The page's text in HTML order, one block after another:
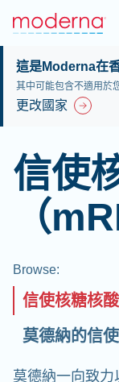
這是Moderna在
其中可能包含不適用於
更改國家
信使
（
Browse:
信使核糖核
莫德納的信
莫德納一向致